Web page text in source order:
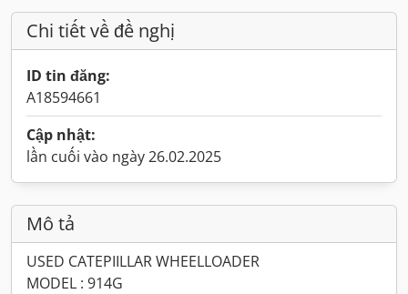
Chi tiết về đề nghị
ID tin đăng:
A18594661
Cập nhật:
lần cuối vào ngày 26.02.2025
Mô tả
USED CATEPIILLAR WHEELLOADER
MODEL : 914G